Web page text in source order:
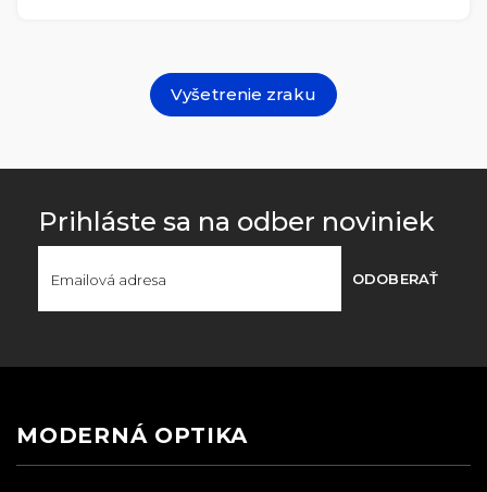
Vyšetrenie zraku
Prihláste sa na odber noviniek
ODOBERAŤ
MODERNÁ OPTIKA